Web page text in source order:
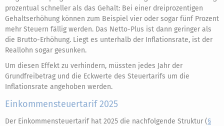
prozentual schneller als das Gehalt: Bei einer dreiprozentigen
Gehaltserhöhung können zum Beispiel vier oder sogar fünf Prozent
mehr Steuern fällig werden. Das Netto-Plus ist dann geringer als
die Brutto-Erhöhung. Liegt es unterhalb der Inflationsrate, ist der
Reallohn sogar gesunken.
Um diesen Effekt zu verhindern, müssten jedes Jahr der
Grundfreibetrag und die Eckwerte des Steuertarifs um die
Inflationsrate angehoben werden.
Einkommensteuertarif 2025
Der Einkommensteuertarif hat 2025 die nachfolgende Struktur (§